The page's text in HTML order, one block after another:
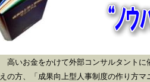
高いお金をかけて外部コンサルタントに
えの方、「成果向上型人事制度の作り方マ